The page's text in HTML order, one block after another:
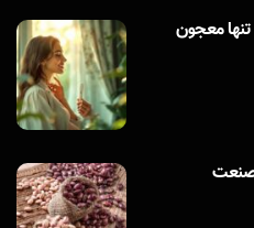
معجون
صنعت